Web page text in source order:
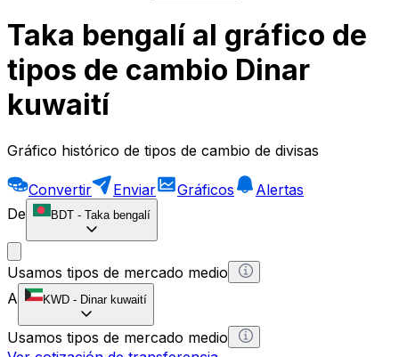
Taka bengalí al gráfico de
tipos de cambio Dinar
kuwaití
Gráfico histórico de tipos de cambio de divisas
Convertir Enviar Gráficos
Alertas
De
BDT - Taka bengalí
Usamos tipos de mercado medio
A
KWD - Dinar kuwaití
Usamos tipos de mercado medio